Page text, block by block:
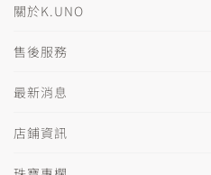
關於K.UNO
售後服務
最新消息
店鋪資訊